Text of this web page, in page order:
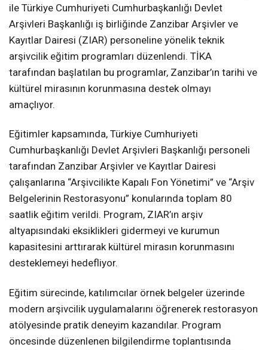
ile Türkiye Cumhuriyeti Cumhurbaşkanlığı Devlet
Arşivleri Başkanlığı iş birliğinde Zanzibar Arşivler ve
Kayıtlar Dairesi (ZIAR) personeline yönelik teknik
arşivcilik eğitim programları düzenlendi. TİKA
tarafından başlatılan bu programlar, Zanzibar’ın tarihi ve
kültürel mirasının korunmasına destek olmayı
amaçlıyor.
Eğitimler kapsamında, Türkiye Cumhuriyeti
Cumhurbaşkanlığı Devlet Arşivleri Başkanlığı personeli
tarafından Zanzibar Arşivler ve Kayıtlar Dairesi
çalışanlarına “Arşivcilikte Kapalı Fon Yönetimi” ve “Arşiv
Belgelerinin Restorasyonu” konularında toplam 80
saatlik eğitim verildi. Program, ZIAR’ın arşiv
altyapısındaki eksiklikleri gidermeyi ve kurumun
kapasitesini arttırarak kültürel mirasın korunmasını
desteklemeyi hedefliyor.
Eğitim sürecinde, katılımcılar örnek belgeler üzerinde
modern arşivcilik uygulamalarını öğrenerek restorasyon
atölyesinde pratik deneyim kazandılar. Program
öncesinde düzenlenen bilgilendirme toplantısında